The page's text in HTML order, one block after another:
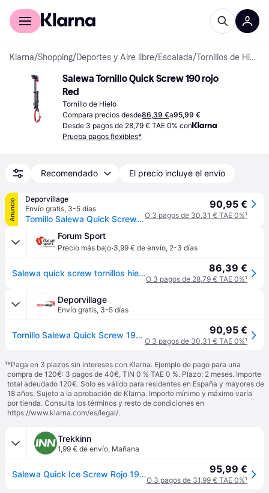
Comprar con Klarna
Klarna/Shopping/Deportes y Aire libre/Escalada/ Tornillos de Hielo
Salewa Tornillo Quick Screw 190 rojo
Red
Tornillo de Hielo
Compara precios desde86,39 €a95,99 €
Desde 3 pagos de 28,79 € TAE 0% con
Prueba pagos flexibles*
Recomendado El precio incluye el envío
Anuncio
Deporvillage
Envío gratis, 3-5 días
Tornillo Salewa Quick Screw 190 cm rojo - Red
90,95 €
O 3 pagos de 30,31 € TAE 0%¹
Forum Sport
Precio más bajo·3,99 € de envío, 2-3 días
Salewa quick screw tornillos hielo - Rojo - UNICA 86,39 €
O 3 pagos de 28,79 € TAE 0%¹
Deporvillage
Envío gratis, 3-5 días
Tornillo Salewa Quick Screw 190 cm rojo - Red 90,95 €
O 3 pagos de 30,31 € TAE 0%¹
¹*Paga en 3 plazos sin intereses con Klarna. Ejemplo de pago para una
compra de 120€: 3 pagos de 40€, TIN 0 % TAE 0 %. Plazo: 2 meses. Importe
total adeudado 120€. Solo es válido para residentes en España y mayores de
18 años. Sujeto a la aprobación de Klarna. Importe mínimo y máximo varía
por tienda. Consulta los términos y resto de condiciones en
https://www.klarna.com/es/legal/.
Trekkinn
1,99 € de envío, Mañana
Salewa Quick Ice Screw Rojo 190 mm 95,99 €
O 3 pagos de 31,99 € TAE 0%¹